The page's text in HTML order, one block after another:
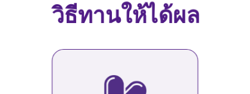
วิธีทานให้ได้ผล